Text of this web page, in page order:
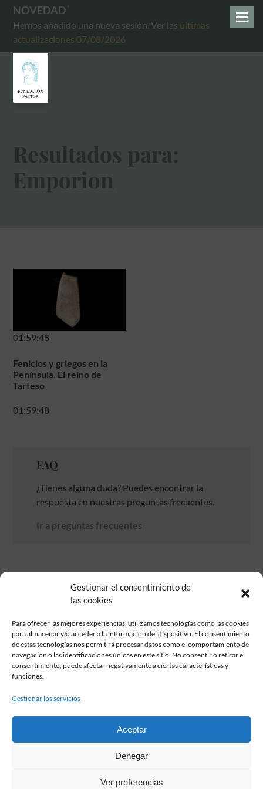
Gestionar el consentimiento de
las cookies
Para ofrecer las mejores experiencias, utilizamos tecnologías como las cookies
para almacenar y/o acceder a la información del dispositivo. El consentimiento
de estas tecnologías nos permitirá procesar datos como el comportamiento de
navegación o las identificaciones únicas en este sitio. No consentir o retirar el
consentimiento, puede afectar negativamente a ciertas características y
funciones.
Gestionar los servicios
Aceptar
Denegar
Ver preferencias
NOVEDAD
Hemos añadido una nueva sesión. Ver las últimas
actualizaciones 07/08/2026
Resultados para:
Emporion
01:59:48
Fenicios y griegos en la
Península. El reino de
Tarteso
01:59:48
FAQ
¿Tienes alguna duda? Puedes encontrar la
respuesta en nuestras preguntas frecuentes.
Ir a preguntas frecuentes
Fundación Pastor de Estudios Clásicos
Calle Serrano, 107. Madrid, 28006.
915617236
2026 Todos los derechos reservados © Fundación Pastor. Sitio web
Condiciones de contratación
Aviso legal